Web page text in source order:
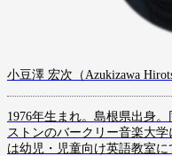
小豆澤 宏次（Azukizawa
1976年生まれ。島根県出身
ストンのバークリー音楽大
は幼児・児童向け英語教室